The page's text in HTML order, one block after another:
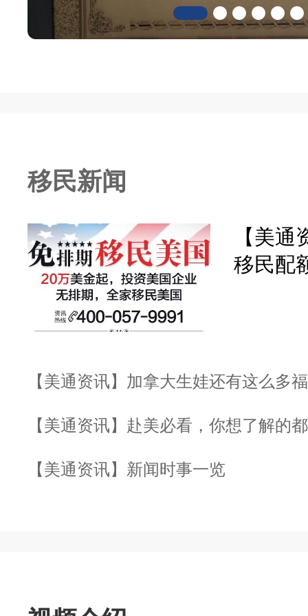
移民新闻
【美
移民配
【美通资讯】加拿大生娃还有这么多
【美通资讯】赴美必看，你想了解的
【美通资讯】新闻时事一览